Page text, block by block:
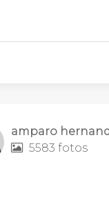
 5583 fotos